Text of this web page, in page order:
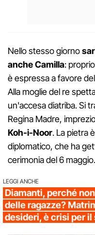
Nello stesso giorno
anche Camilla:
è espressa a favore
Alla moglie del re
un'accesa diatriba. Si
Regina Madre,
Koh-i-Noor. La pietra
diplomatico, che ha
cerimonia del 6 maggio.
LEGGI ANCHE
Diamanti, perché
delle ragazze?
desideri, è crisi per